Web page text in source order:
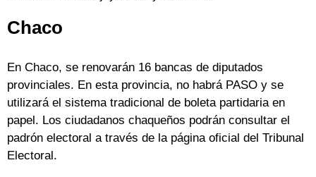
Chaco
En Chaco, se renovarán 16 bancas de diputados
provinciales. En esta provincia, no habrá PASO y se
utilizará el sistema tradicional de boleta partidaria en
papel. Los ciudadanos chaqueños podrán consultar el
padrón electoral a través de la página oficial del Tribunal
Electoral.